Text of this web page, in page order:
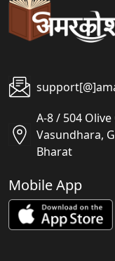
A-8 / 504
Vasundhara,
Bharat
Mobile App